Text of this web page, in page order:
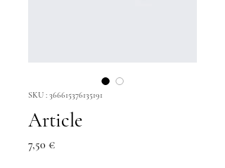
SKU : 366615376135191
Article
7,50 €Prix